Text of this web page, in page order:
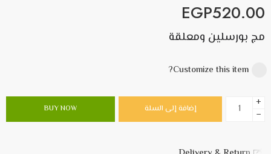
EGP520.00
مج بورسلين ومعلقة
Customize this item?
+
−
إضافة إلى السلة BUY NOW